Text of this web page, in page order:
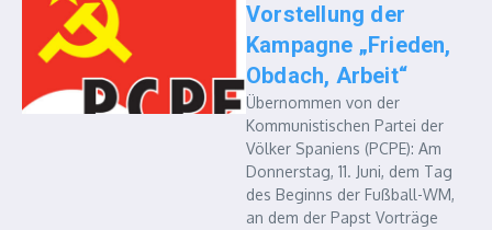
Vorstellung der
Kampagne „Frieden,
Obdach, Arbeit“
Übernommen von der
Kommunistischen Partei der
Völker Spaniens (PCPE): Am
Donnerstag, 11. Juni, dem Tag
des Beginns der Fußball-WM,
an dem der Papst Vorträge